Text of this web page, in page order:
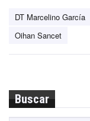
DT Marcelino García
Oihan Sancet
Buscar